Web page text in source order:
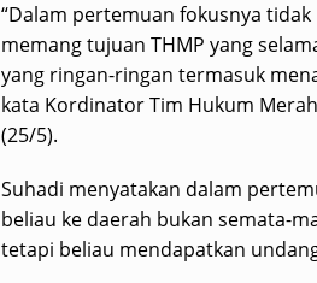
“Dalam pertemuan fokusnya
memang tujuan THMP yang
yang ringan-ringan termasuk
kata Kordinator Tim Hukum
(25/5).
Suhadi menyatakan dalam
beliau ke daerah bukan semata-
tetapi beliau mendapatkan